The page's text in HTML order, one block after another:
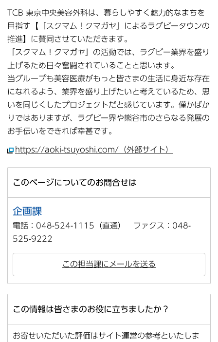
TCB 東京中央美容外科は、暮らしやすく魅力的なまちを
目指す【「スクマム！クマガヤ」によるラグビータウンの
推進】に賛同させていただきます。
「スクマム！クマガヤ」の活動では、ラグビー業界を盛り
上げるため日々奮闘されていることと思います。
当グループも美容医療がもっと皆さまの生活に身近な存在
になれるよう、業界を盛り上げたいと考えているため、思
いを同じくしたプロジェクトだと感じています。僅かばか
りではありますが、ラグビー界や熊谷市のさらなる発展の
お手伝いをできれば幸甚です。
https://aoki-tsuyoshi.com/（外部サイト）
このページについてのお問合せは
企画課
電話：048-524-1115（直通） ファクス：048-
525-9222
この担当課にメールを送る
この情報は皆さまのお役に立ちましたか？
お寄せいただいた評価はサイト運営の参考といたしま